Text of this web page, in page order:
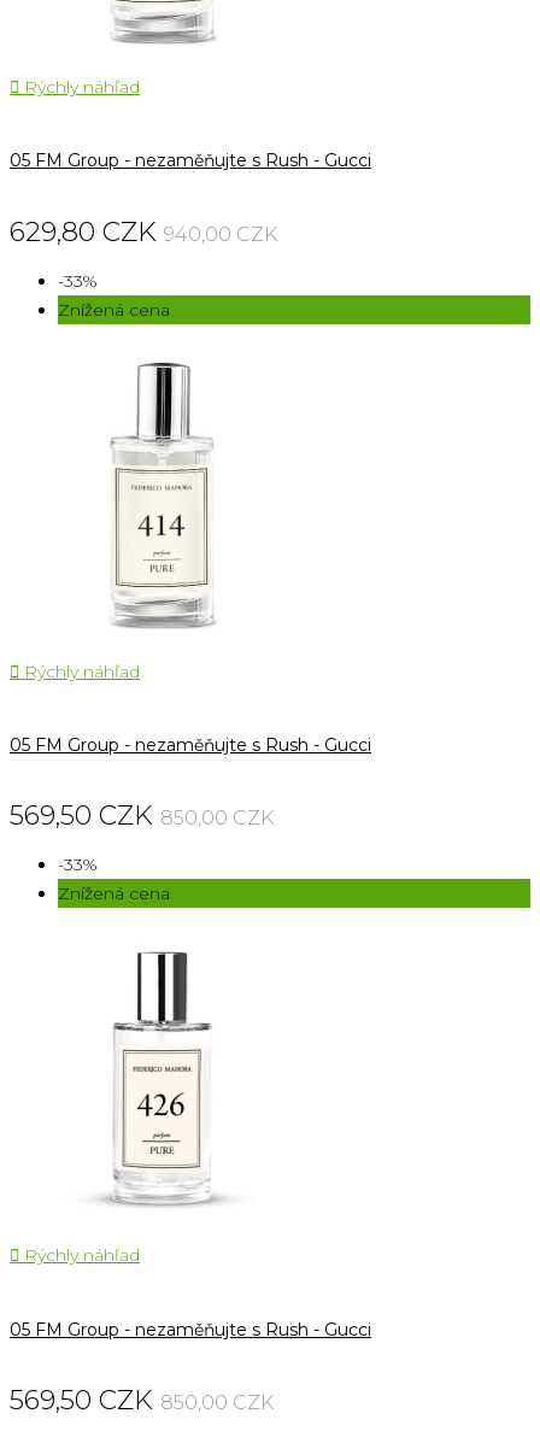
 Rýchly náhľad
05 FM Group - nezaměňujte s Rush - Gucci
629,80 CZK 940,00 CZK
-33%
Znížená cena
 Rýchly náhľad
05 FM Group - nezaměňujte s Rush - Gucci
569,50 CZK 850,00 CZK
-33%
Znížená cena
 Rýchly náhľad
05 FM Group - nezaměňujte s Rush - Gucci
569,50 CZK 850,00 CZK